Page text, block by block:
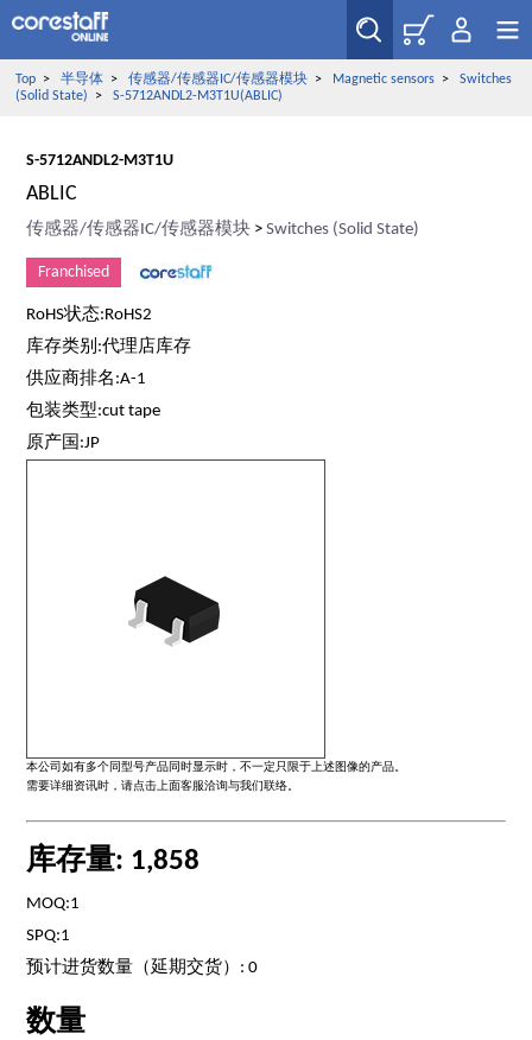
Top> 半导体> 传感器/传感器IC/传感器模块> Magnetic sensors> Switches
(Solid State) > S-5712ANDL2-M3T1U(ABLIC)
S-5712ANDL2-M3T1U
ABLIC
传感器/传感器IC/传感器模块 >Switches (Solid State)
Franchised
RoHS状态:RoHS2
库存类别:代理店库存
供应商排名:A-1
包装类型:cut tape
原产国:JP
本公司如有多个同型号产品同时显示时，不一定只限于上述图像的产品。
需要详细资讯时，请点击上面客服洽询与我们联络。
库存量: 1,858
MOQ:1
SPQ:1
预计进货数量（延期交货）: 0
数量